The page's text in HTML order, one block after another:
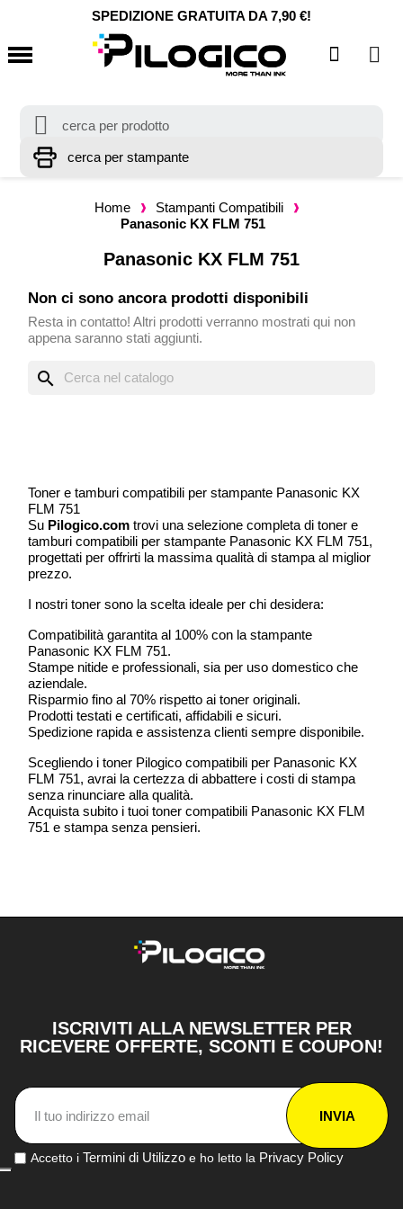
SPEDIZIONE GRATUITA DA 7,90 €!
Home
Stampanti Compatibili
Panasonic KX FLM 751
Panasonic KX FLM 751
Non ci sono ancora prodotti disponibili
Resta in contatto! Altri prodotti verranno mostrati qui non
appena saranno stati aggiunti.
search
Toner e tamburi compatibili per stampante Panasonic KX
FLM 751
Su Pilogico.com trovi una selezione completa di toner e
tamburi compatibili per stampante Panasonic KX FLM 751,
progettati per offrirti la massima qualità di stampa al miglior
prezzo.
I nostri toner sono la scelta ideale per chi desidera:
Compatibilità garantita al 100% con la stampante
Panasonic KX FLM 751.
Stampe nitide e professionali, sia per uso domestico che
aziendale.
Risparmio fino al 70% rispetto ai toner originali.
Prodotti testati e certificati, affidabili e sicuri.
Spedizione rapida e assistenza clienti sempre disponibile.
Scegliendo i toner Pilogico compatibili per Panasonic KX
FLM 751, avrai la certezza di abbattere i costi di stampa
senza rinunciare alla qualità.
Acquista subito i tuoi toner compatibili Panasonic KX FLM
751 e stampa senza pensieri.
ISCRIVITI ALLA NEWSLETTER PER
RICEVERE OFFERTE, SCONTI E COUPON!
INVIA
Accetto i Termini di Utilizzo e ho letto la Privacy Policy